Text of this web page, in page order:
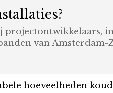
projectontwikkelaars,
van
hoeveelheden